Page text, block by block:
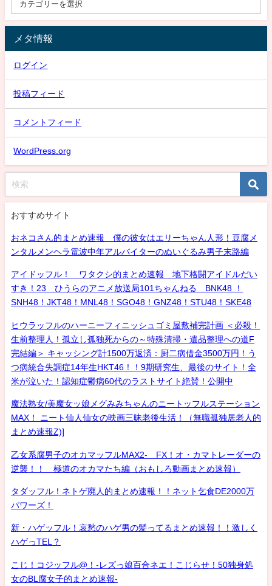
メタ情報
ログイン
投稿フィード
コメントフィード
WordPress.org
おすすめサイト
おネコさん的まとめ速報 僕の彼女はエリーちゃん人形！豆腐メ
ンタルメンヘラ電波中年アルバイターのぬいぐるみ男子末路編
アイドッフル！ ワタクシ的まとめ速報 地下格闘アイドルだい
すき！23 ひうらのアニメ放送局101ちゃんねる BNK48 ！
SNH48！JKT48！MNL48！SGO48！GNZ48！STU48！SKE48
ヒウラッフルのハーニーフィニッシュゴミ屋敷補完計画 ＜必殺！
生前整理人！孤立し孤独死からの～特殊清掃・遺品整理への道F
完結編＞ キャッシング計1500万返済：厨二病借金3500万円！う
つ病統合失調症14年生HKT46！！9期研究生、最後のサイト！全
米が泣いた！認知症鬱病60代のラストサイト絶賛！公開中
魔法熟女/美魔女ッ娘メグみみちゃんのニートッフルステーション
MAX！ ニート仙人仙女の映画三昧老後生活！（無職孤独居老人的
まとめ速報Z)]
乙女系腐男子のオカマッフルMAX2- FX！オ・カマトレーダーの
逆襲！！ 極道のオカマたち編（おもしろ動画まとめ速報）
タダッフル！ネトゲ廃人的まとめ速報！！ネット乞食DE2000万
パワーズ！
新・ハゲッフル！哀愁のハゲ男の髪ってるまとめ速報！！激しく
ハゲっTEL？
こじ！コジッフル@！-レズっ娘百合ネエ！こじらせ！50独身処
女のBL腐女子的まとめ速報-